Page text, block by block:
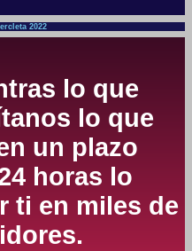
2022
lo que
lo que
un plazo
horas lo
ti en miles de